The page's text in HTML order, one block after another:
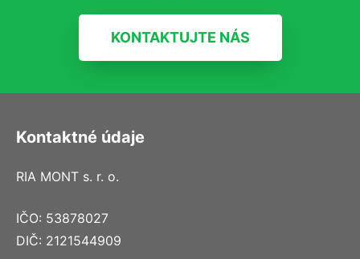
KONTAKTUJTE NÁS
Kontaktné údaje
RIA MONT s. r. o.
IČO: 53878027
DIČ: 2121544909